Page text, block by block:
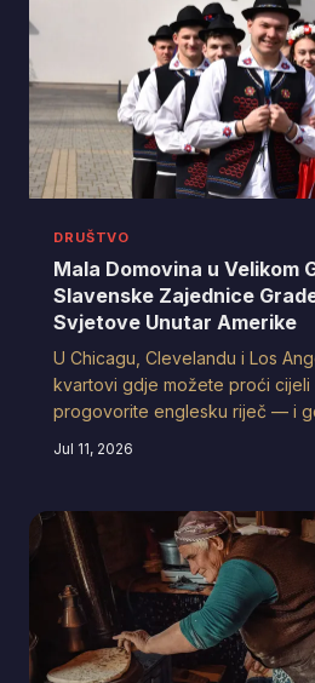
DRUŠTVO
Mala Domovina u Velikom
Slavenske Zajednice
Svjetove Unutar Amerike
U Chicagu, Clevelandu i Los
kvartovi gdje možete proći cijeli
progovorite englesku riječ — i
Jul 11, 2026